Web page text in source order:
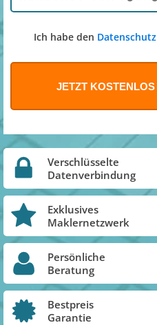
Ich habe den Datenschutz
Verschlüsselte
Datenverbindung
Exklusives
Maklernetzwerk
Persönliche
Beratung
Bestpreis
Garantie